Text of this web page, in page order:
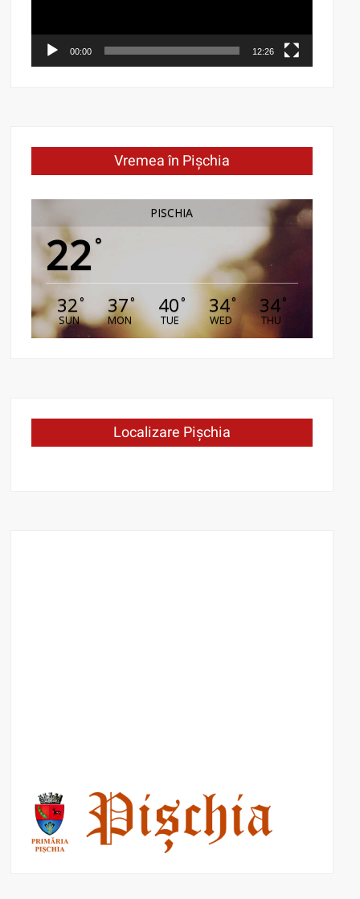
00:00 12:26
Vremea în Pișchia
PISCHIA
22 °
32°
SUN
37°
MON
40°
TUE
34°
WED
34°
THU
Localizare Pișchia